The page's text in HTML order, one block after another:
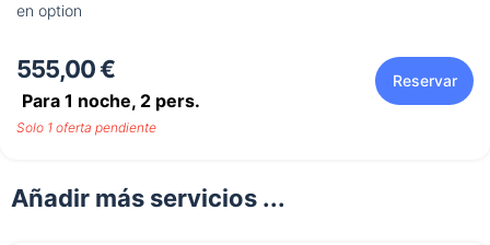
en option
555,00 €
Para 1 noche, 2 pers.
Reservar
Solo 1 oferta pendiente
Añadir más servicios ...